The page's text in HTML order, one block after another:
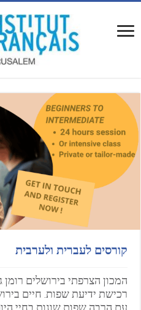
קורסים לעברית ולערבית
המכון הצרפתי בירושלים
רכישת ידיעת שפות. חיים